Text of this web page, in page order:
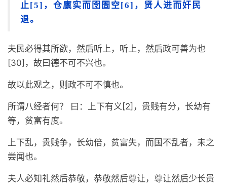
止[5]，仓廪实而囹圄空[6]，贤人进而奸民
退。
夫民必得其所欲，然后听上，听上，然后政可善为也
[30]，故曰德不可不兴也。
故以此观之，则政不可不慎也。
所谓八经者何？ 曰：上下有义[2]，贵贱有分，长幼有
等，贫富有度。
上下乱，贵贱争，长幼倍，贫富失，而国不乱者，未之
尝闻也。
夫人必知礼然后恭敬，恭敬然后尊让，尊让然后少长贵